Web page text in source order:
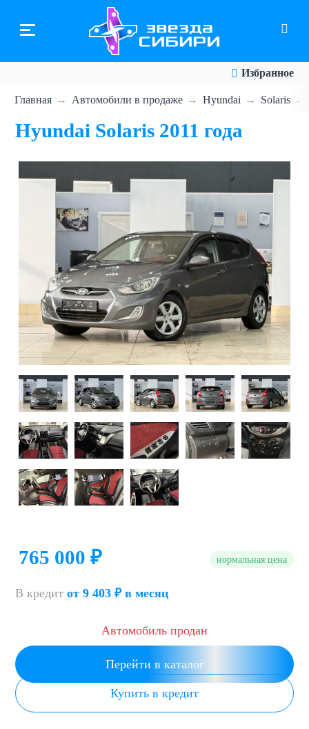
основному
Избранное
Главная Автомобили в продаже Hyundai Solaris
Hyundai Solaris 2011 года
765 000 ₽ нормальная цена
В кредит от 9 403 ₽ в месяц
Автомобиль продан
Перейти в каталог
Купить в кредит